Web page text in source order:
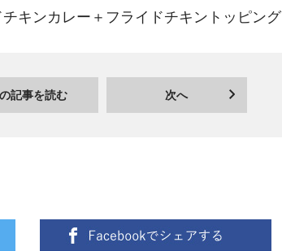
キンカレー＋フライドチキントッピング
記事を読む 次へ